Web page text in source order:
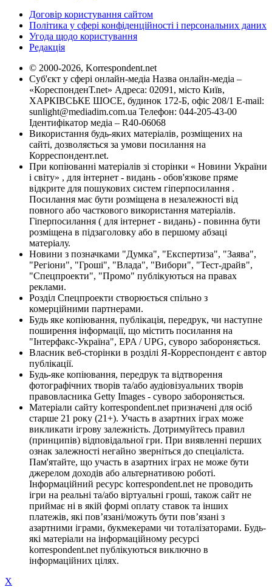
Договір користування сайтом
Політика у сфері конфіденційності і персональних даних
Угода щодо користування
Редакція
© 2000-2026, Korrespondent.net
Суб'єкт у сфері онлайн-медіа Назва онлайн-медіа –
«КореспонденТ.net» Адреса: 02091, місто Київ,
ХАРКІВСЬКЕ ШОСЕ, будинок 172-Б, офіс 208/1 E-mail:
sunlight@mediadim.com.ua Телефон: 044-205-43-00
Ідентифікатор медіа – R40-06068
Використання будь-яких матеріалів, розміщених на
сайті, дозволяється за умови посилання на
Корреспондент.net.
При копіюванні матеріалів зі сторінки « Новини України
і світу» , для інтернет - видань - обов'язкове пряме
відкрите для пошукових систем гіперпосилання .
Посилання має бути розміщена в незалежності від
повного або часткового використання матеріалів.
Гіперпосилання ( для інтернет - видань) - повинна бути
розміщена в підзаголовку або в першому абзаці
матеріалу.
Новини з позначками "Думка", "Експертиза", "Заява",
"Регіони", "Гроші", "Влада", "Вибори", "Тест-драйв",
"Спецпроекти", "Промо" публікуються на правах
реклами.
Розділ Спецпроекти створюється спільно з
комерційними партнерами.
Будь яке копіювання, публікація, передрук, чи наступне
поширення інформації, що містить посилання на
"Інтерфакс-Україна", EPA / UPG, суворо забороняється.
Власник веб-сторінки в розділі Я-Корреспондент є автор
публікації.
Будь-яке копіювання, передрук та відтворення
фотографічних творів та/або аудіовізуальних творів
правовласника Getty Images - суворо забороняється.
Матеріали сайту korrespondent.net призначені для осіб
старше 21 року (21+). Участь в азартних іграх може
викликати ігрову залежність. Дотримуйтесь правил
(принципів) відповідальної гри. При виявленні перших
ознак залежності негайно зверніться до спеціаліста.
Пам'ятайте, що участь в азартних іграх не може бути
джерелом доходів або альтернативою роботі.
Інформаційний ресурс korrespondent.net не проводить
ігри на реальні та/або віртуальні гроші, також сайт не
приймає ні в якій формі оплату ставок та інших
платежів, які пов’язані/можуть бути пов’язані з
азартними іграми, букмекерами чи тоталізаторами. Будь-
які матеріали на інформаційному ресурсі
korrespondent.net публікуються виключно в
інформаційних цілях.
X